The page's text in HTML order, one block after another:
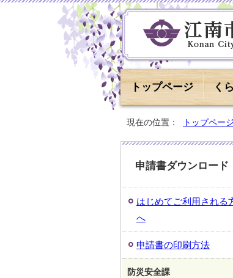
トップページ く
現在の位置： トップページ
申請書ダウンロード
はじめてご利用される
へ
申請書の印刷方法
防災安全課